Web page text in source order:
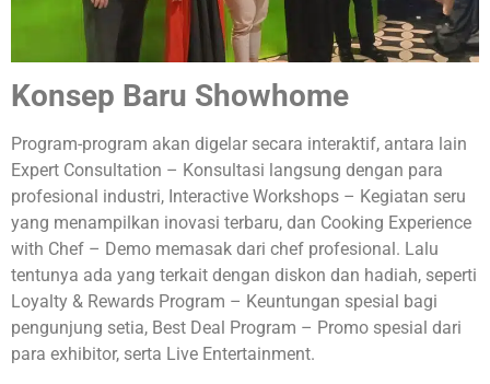
Konsep Baru Showhome
Program-program akan digelar secara interaktif, antara lain
Expert Consultation – Konsultasi langsung dengan para
profesional industri, Interactive Workshops – Kegiatan seru
yang menampilkan inovasi terbaru, dan Cooking Experience
with Chef – Demo memasak dari chef profesional. Lalu
tentunya ada yang terkait dengan diskon dan hadiah, seperti
Loyalty & Rewards Program – Keuntungan spesial bagi
pengunjung setia, Best Deal Program – Promo spesial dari
para exhibitor, serta Live Entertainment.